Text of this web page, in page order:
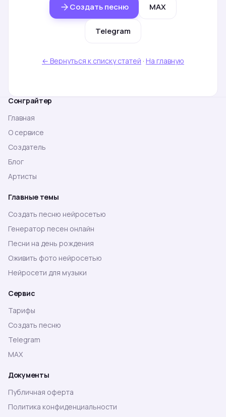
Создать песню MAX
Telegram
← Вернуться к списку статей · На главную
Сонграйтер
Главная
О сервисе
Создатель
Блог
Артисты
Главные темы
Создать песню нейросетью
Генератор песен онлайн
Песни на день рождения
Оживить фото нейросетью
Нейросети для музыки
Сервис
Тарифы
Создать песню
Telegram
MAX
Документы
Публичная оферта
Политика конфиденциальности